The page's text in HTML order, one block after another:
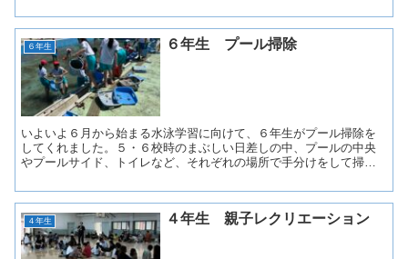
６年生 ６年生 プール掃除
いよいよ６月から始まる水泳学習に向けて、６年生がプール掃除を
してくれました。５・６校時のまぶしい日差しの中、プールの中央
やプールサイド、トイレなど、それぞれの場所で手分けをして掃除
４年生 ４年生 親子レクリエーション